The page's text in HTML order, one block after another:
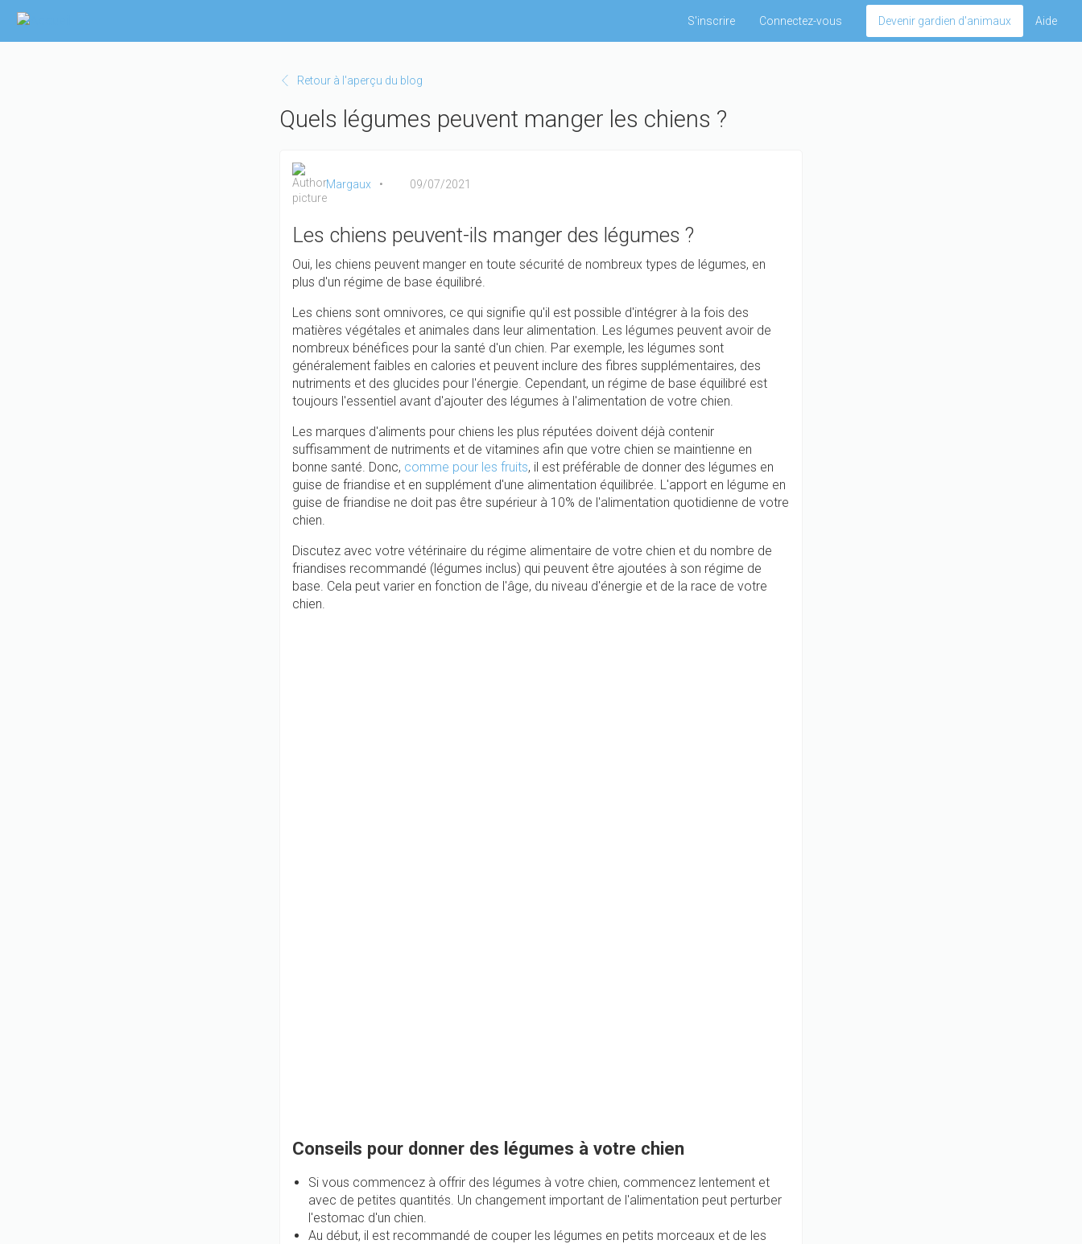
Aller
contenu
S'inscrire Connectez-vous Devenir gardien d'animaux Aide
Retour à l'aperçu du blog
Quels légumes peuvent manger les chiens ?
Margaux 09/07/2021
Les chiens peuvent-ils manger des légumes ?
Oui, les chiens peuvent manger en toute sécurité de nombreux types de légumes, en
plus d'un régime de base équilibré.
Les chiens sont omnivores, ce qui signifie qu'il est possible d'intégrer à la fois des
matières végétales et animales dans leur alimentation. Les légumes peuvent avoir de
nombreux bénéfices pour la santé d'un chien. Par exemple, les légumes sont
généralement faibles en calories et peuvent inclure des fibres supplémentaires, des
nutriments et des glucides pour l'énergie. Cependant, un régime de base équilibré est
toujours l'essentiel avant d'ajouter des légumes à l'alimentation de votre chien.
Les marques d'aliments pour chiens les plus réputées doivent déjà contenir
suffisamment de nutriments et de vitamines afin que votre chien se maintienne en
bonne santé. Donc, comme pour les fruits, il est préférable de donner des légumes en
guise de friandise et en supplément d'une alimentation équilibrée. L'apport en légume en
guise de friandise ne doit pas être supérieur à 10% de l'alimentation quotidienne de votre
chien.
Discutez avec votre vétérinaire du régime alimentaire de votre chien et du nombre de
friandises recommandé (légumes inclus) qui peuvent être ajoutées à son régime de
base. Cela peut varier en fonction de l'âge, du niveau d'énergie et de la race de votre
chien.
Conseils pour donner des légumes à votre chien
Si vous commencez à offrir des légumes à votre chien, commencez lentement et
avec de petites quantités. Un changement important de l'alimentation peut perturber
l'estomac d'un chien.
Au début, il est recommandé de couper les légumes en petits morceaux et de les